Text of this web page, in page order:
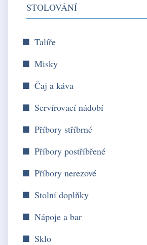
STOLOVÁNÍ
Talíře
Misky
Čaj a káva
Servírovací nádobí
Příbory stříbrné
Příbory postříbřené
Příbory nerezové
Stolní doplňky
Nápoje a bar
Sklo